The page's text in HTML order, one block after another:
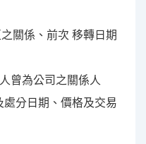
關係、前次 移轉日期
曾為公司之關係人
分日期、價格及交易